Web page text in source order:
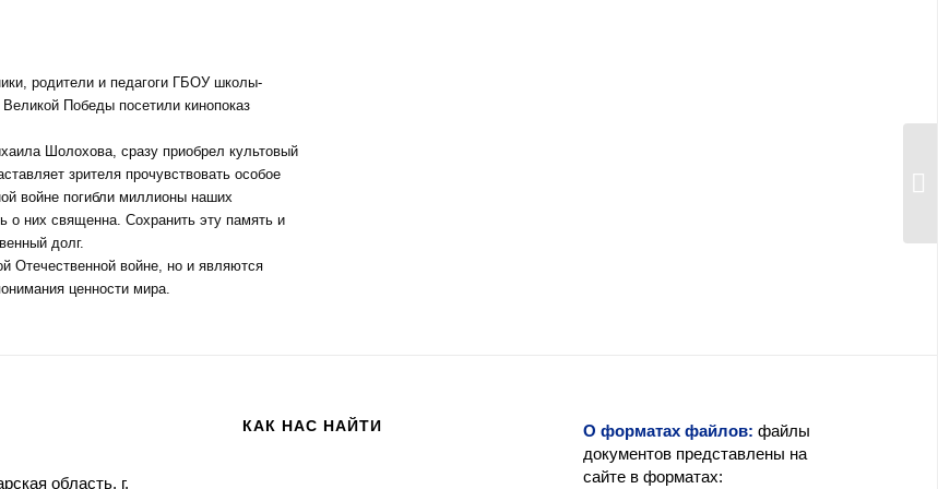
родители и педагоги ГБОУ школы-
Победы посетили кинопоказ
Шолохова, сразу приобрел культовый
зрителя прочувствовать особое
войне погибли миллионы наших
о них священна. Сохранить эту память и
долг.
Отечественной войне, но и являются
ценности мира.
область, г.
КАК НАС НАЙТИ О форматах файлов: файлы
документов представлены на
сайте в форматах: